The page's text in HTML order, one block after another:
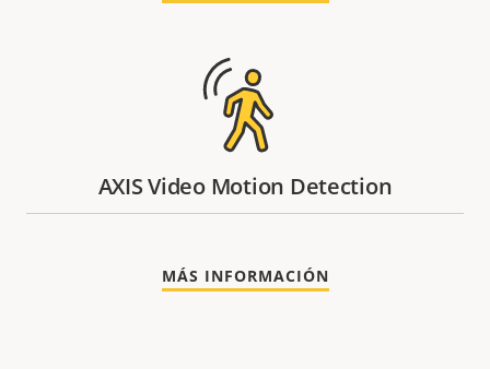
AXIS Video Motion Detection
MÁS INFORMACIÓN